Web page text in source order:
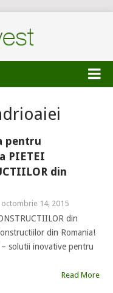
pentru
PIETEI
din
octombrie 14, 2015
din
din Romania!
solutii inovative pentru
Read More